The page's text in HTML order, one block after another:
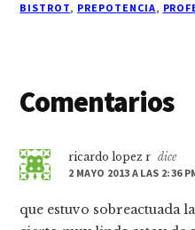
BISTROT, PREPOTENCIA,
Interacciones
los
lectores
Comentarios
ricardo lopez r dice
2 MAYO 2013 A LAS 2:36
que estuvo sobreactuada